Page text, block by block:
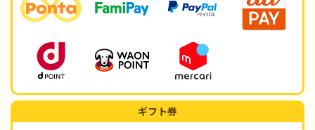
ギフト券